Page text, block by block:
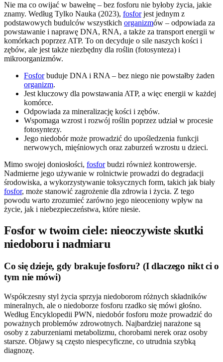
Nie ma co owijać w bawełnę – bez fosforu nie byłoby życia, jakie
znamy. Według Tylko Nauka (2023), fosforjest jednym z
podstawowych budulców wszystkich organizmów – odpowiada za
powstawanie i naprawę DNA, RNA, a także za transport energii w
komórkach poprzez ATP. To on decyduje o sile naszych kości i
zębów, ale jest także niezbędny dla roślin (fotosynteza) i
mikroorganizmów.
Fosforbuduje DNA i RNA – bez niego nie powstałby żaden
organizm.
Jest kluczowy dla powstawania ATP, a więc energii w każdej
komórce.
Odpowiada za mineralizację kości i zębów.
Wspomaga wzrost i rozwój roślin poprzez udział w procesie
fotosyntezy.
Jego niedobór może prowadzić do upośledzenia funkcji
nerwowych, mięśniowych oraz zaburzeń wzrostu u dzieci.
Mimo swojej doniosłości, fosforbudzi również kontrowersje.
Nadmierne jego używanie w rolnictwie prowadzi do degradacji
środowiska, a wykorzystywanie toksycznych form, takich jak biały
fosfor, może stanowić zagrożenie dla zdrowia i życia. Z tego
powodu warto zrozumieć zarówno jego nieoceniony wpływ na
życie, jak i niebezpieczeństwa, które niesie.
Fosfor w twoim ciele: nieoczywiste skutki
niedoboru i nadmiaru
Co się dzieje, gdy brakuje fosforu? (I dlaczego nikt ci o
tym nie mówi)
Współczesny styl życia sprzyja niedoborom różnych składników
mineralnych, ale o niedoborze fosforu rzadko się mówi głośno.
Według Encyklopedii PWN, niedobór fosforu może prowadzić do
poważnych problemów zdrowotnych. Najbardziej narażone są
osoby z zaburzeniami metabolizmu, chorobami nerek oraz osoby
starsze. Objawy są często niespecyficzne, co utrudnia szybką
diagnozę.